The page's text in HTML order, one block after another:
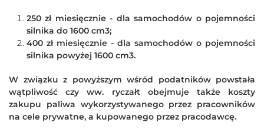
250 zł miesięcznie - dla samochodów o pojemności
silnika do 1600 cm3;
400 zł miesięcznie - dla samochodów o pojemności
silnika powyżej 1600 cm3.
W związku z powyższym wśród podatników powstała
wątpliwość czy ww. ryczałt obejmuje także koszty
zakupu paliwa wykorzystywanego przez pracowników
na cele prywatne, a kupowanego przez pracodawcę.